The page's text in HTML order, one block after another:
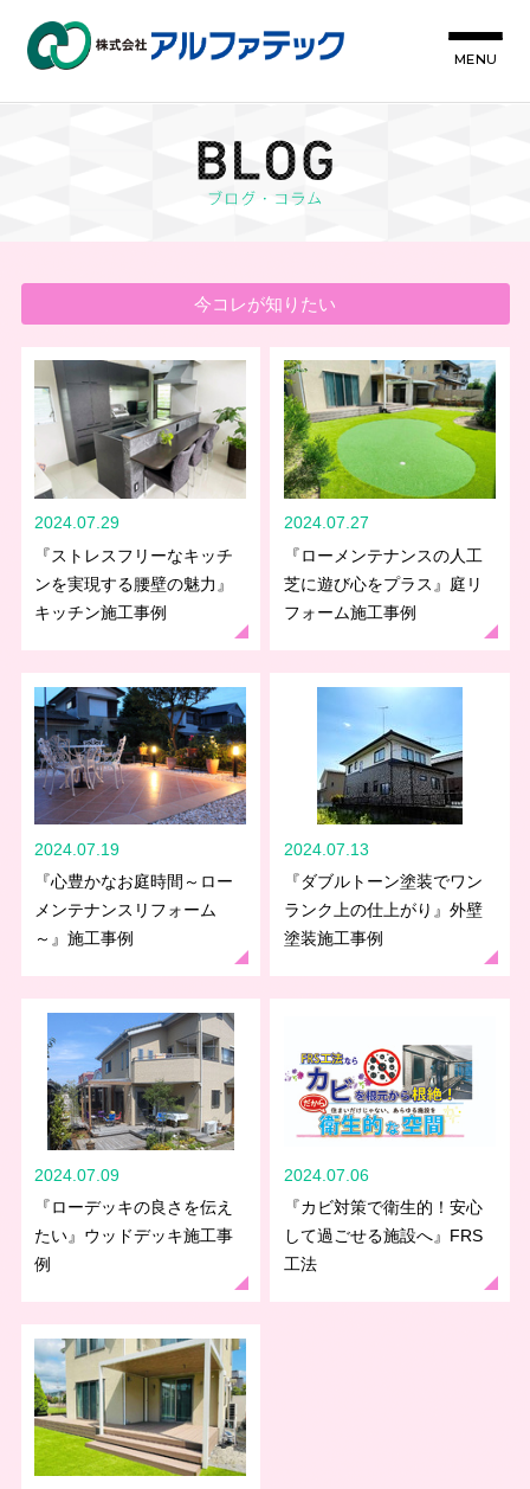
MENU
今コレが知りたい
2024.07.29
『ストレスフリーなキッチ
ンを実現する腰壁の魅力』
キッチン施工事例
2024.07.27
『ローメンテナンスの人工
芝に遊び心をプラス』庭リ
フォーム施工事例
2024.07.19
『心豊かなお庭時間～ロー
メンテナンスリフォーム
～』施工事例
2024.07.13
『ダブルトーン塗装でワン
ランク上の仕上がり』外壁
塗装施工事例
2024.07.09
『ローデッキの良さを伝え
たい』ウッドデッキ施工事
例
2024.07.06
『カビ対策で衛生的！安心
して過ごせる施設へ』FRS
工法